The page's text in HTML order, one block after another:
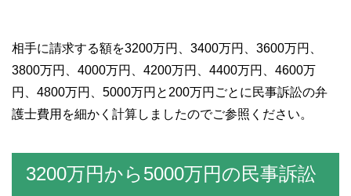
相手に請求する額を3200万円、3400万円、3600万円、
3800万円、4000万円、4200万円、4400万円、4600万
円、4800万円、5000万円と200万円ごとに民事訴訟の弁
護士費用を細かく計算しましたのでご参照ください。
3200万円から5000万円の民事訴訟